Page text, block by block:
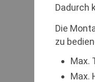
Dadurch
Die
zu
Max.
Max.